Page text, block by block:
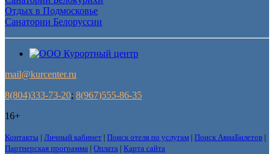
Отдых в Подмосковье
Санатории Белоруссии
mail@kurcenter.ru
8(804)333-73-20; 8(967)555-86-35
16+
Контакты | Личный кабинет | Поиск отеля по услугам | Поиск АвиаБилетов |
Партнерская программа | Оплата | Карта сайта